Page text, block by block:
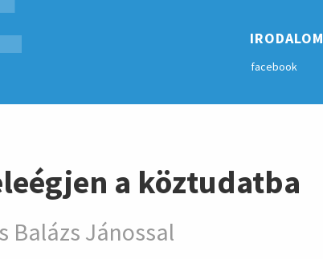
IRODALOM
facebook
a köztudatba
Balázs Jánossal